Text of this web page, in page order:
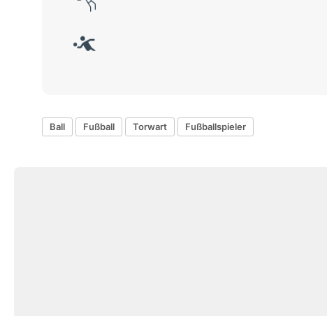
Ball Fußball Torwart Fußballspieler